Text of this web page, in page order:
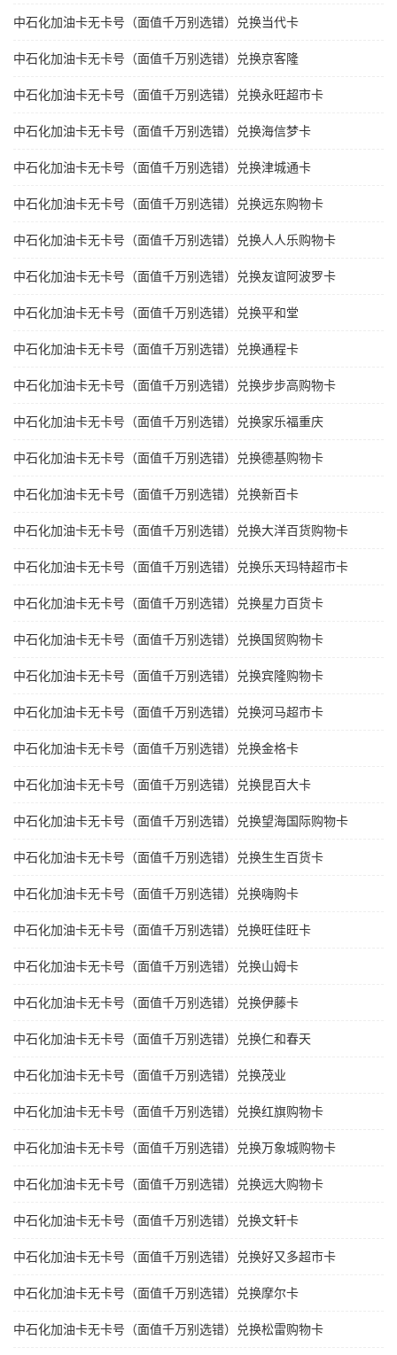
中石化加油卡无卡号（面值千万别选错）兑换当代卡
中石化加油卡无卡号（面值千万别选错）兑换京客隆
中石化加油卡无卡号（面值千万别选错）兑换永旺超市卡
中石化加油卡无卡号（面值千万别选错）兑换海信梦卡
中石化加油卡无卡号（面值千万别选错）兑换津城通卡
中石化加油卡无卡号（面值千万别选错）兑换远东购物卡
中石化加油卡无卡号（面值千万别选错）兑换人人乐购物卡
中石化加油卡无卡号（面值千万别选错）兑换友谊阿波罗卡
中石化加油卡无卡号（面值千万别选错）兑换平和堂
中石化加油卡无卡号（面值千万别选错）兑换通程卡
中石化加油卡无卡号（面值千万别选错）兑换步步高购物卡
中石化加油卡无卡号（面值千万别选错）兑换家乐福重庆
中石化加油卡无卡号（面值千万别选错）兑换德基购物卡
中石化加油卡无卡号（面值千万别选错）兑换新百卡
中石化加油卡无卡号（面值千万别选错）兑换大洋百货购物卡
中石化加油卡无卡号（面值千万别选错）兑换乐天玛特超市卡
中石化加油卡无卡号（面值千万别选错）兑换星力百货卡
中石化加油卡无卡号（面值千万别选错）兑换国贸购物卡
中石化加油卡无卡号（面值千万别选错）兑换宾隆购物卡
中石化加油卡无卡号（面值千万别选错）兑换河马超市卡
中石化加油卡无卡号（面值千万别选错）兑换金格卡
中石化加油卡无卡号（面值千万别选错）兑换昆百大卡
中石化加油卡无卡号（面值千万别选错）兑换望海国际购物卡
中石化加油卡无卡号（面值千万别选错）兑换生生百货卡
中石化加油卡无卡号（面值千万别选错）兑换嗨购卡
中石化加油卡无卡号（面值千万别选错）兑换旺佳旺卡
中石化加油卡无卡号（面值千万别选错）兑换山姆卡
中石化加油卡无卡号（面值千万别选错）兑换伊藤卡
中石化加油卡无卡号（面值千万别选错）兑换仁和春天
中石化加油卡无卡号（面值千万别选错）兑换茂业
中石化加油卡无卡号（面值千万别选错）兑换红旗购物卡
中石化加油卡无卡号（面值千万别选错）兑换万象城购物卡
中石化加油卡无卡号（面值千万别选错）兑换远大购物卡
中石化加油卡无卡号（面值千万别选错）兑换文轩卡
中石化加油卡无卡号（面值千万别选错）兑换好又多超市卡
中石化加油卡无卡号（面值千万别选错）兑换摩尔卡
中石化加油卡无卡号（面值千万别选错）兑换松雷购物卡